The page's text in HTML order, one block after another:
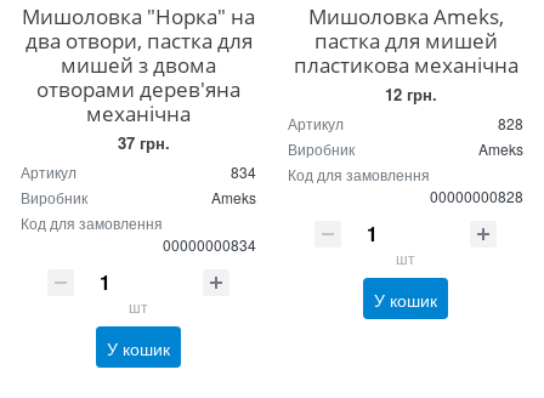
Мишоловка "Норка" на
два отвори, пастка для
мишей з двома
отворами дерев'яна
механічна
37 грн.
Артикул
834
Виробник
Ameks
Код для замовлення
00000000834
шт
У кошик
Мишоловка Ameks,
пастка для мишей
пластикова механічна
12 грн.
Артикул
828
Виробник
Ameks
Код для замовлення
00000000828
шт
У кошик